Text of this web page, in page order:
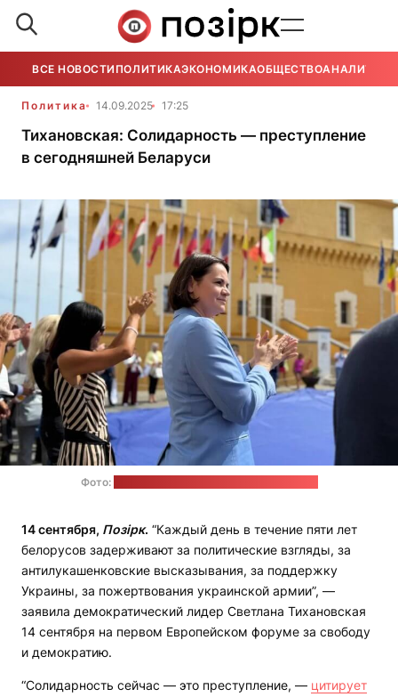
ВСЕ НОВОСТИ ПОЛИТИКАЭКОНОМИКАОБЩЕСТВОАНАЛИТИКА
Политика 14.09.2025 17:25
Тихановская: Солидарность — преступление
в сегодняшней Беларуси
Фото:
14 сентября, Позірк. “Каждый день в течение пяти лет
белорусов задерживают за политические взгляды, за
антилукашенковские высказывания, за поддержку
Украины, за пожертвования украинской армии”, —
заявила демократический лидер Светлана Тихановская
14 сентября на первом Европейском форуме за свободу
и демократию.
“Солидарность сейчас — это преступление, — цитирует